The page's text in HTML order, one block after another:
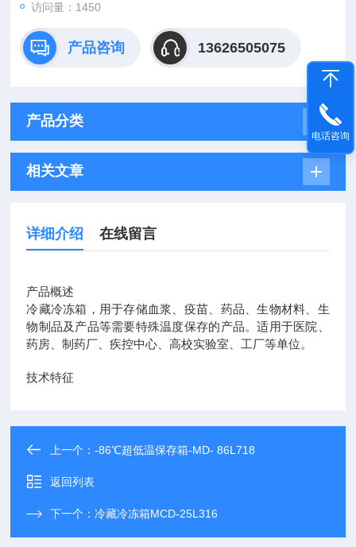
访问量：1450
产品咨询 13626505075
产品分类
相关文章
详细介绍 在线留言
产品概述
冷藏冷冻箱，用于存储血浆、疫苗、药品、生物材料、生
物制品及产品等需要特殊温度保存的产品。适用于医院、
药房、制药厂、疾控中心、高校实验室、工厂等单位。
技术特征
上一个：-86℃超低温保存箱-MD- 86L718
返回列表
下一个：冷藏冷冻箱MCD-25L316
电话咨询